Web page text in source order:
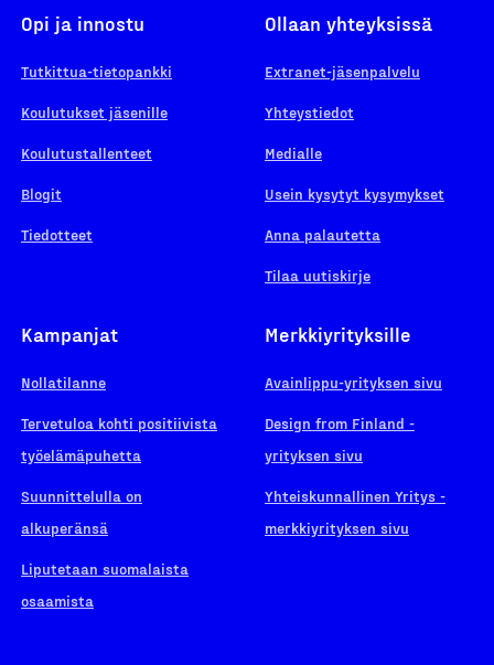
Opi ja innostu
Tutkittua-tietopankki
Koulutukset jäsenille
Koulutustallenteet
Blogit
Tiedotteet
Ollaan yhteyksissä
Extranet-jäsenpalvelu
Yhteystiedot
Medialle
Usein kysytyt kysymykset
Anna palautetta
Tilaa uutiskirje
Kampanjat
Nollatilanne
Tervetuloa kohti positiivista
työelämäpuhetta
Suunnittelulla on
alkuperänsä
Liputetaan suomalaista
osaamista
Merkkiyrityksille
Avainlippu-yrityksen sivu
Design from Finland -
yrityksen sivu
Yhteiskunnallinen Yritys -
merkkiyrityksen sivu